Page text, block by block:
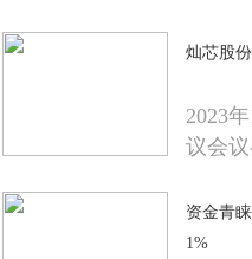
灿芯股
2023
议会
资金青
1%